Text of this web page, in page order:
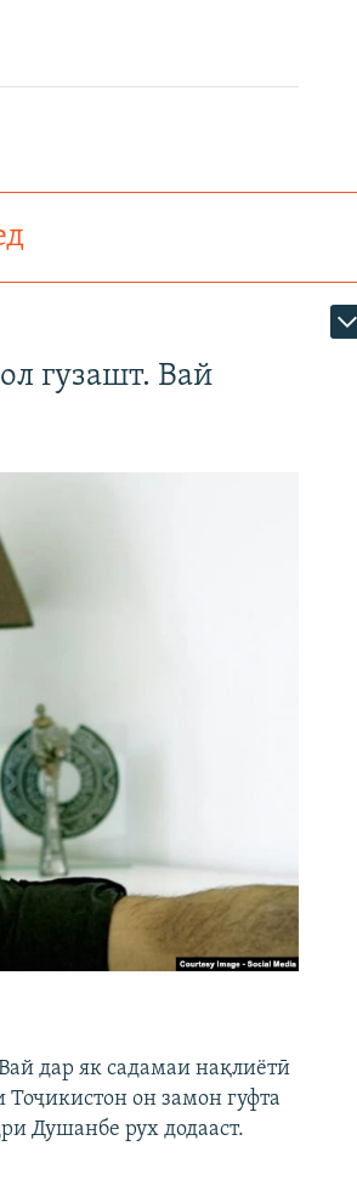
гузашт. Вай
дар як садамаи нақлиётӣ
он замон гуфта
Душанбе рух додааст.